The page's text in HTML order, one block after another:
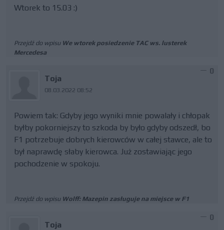
Wtorek to 15.03 :)
Przejdź do wpisu We wtorek posiedzenie TAC ws. lusterek
Mercedesa
Toja
08.03.2022 08:52
0
Powiem tak: Gdyby jego wyniki mnie powalały i chłopak
byłby pokorniejszy to szkoda by było gdyby odszedł, bo
F1 potrzebuje dobrych kierowców w całej stawce, ale to
był naprawdę słaby kierowca. Już zostawiając jego
pochodzenie w spokoju.
Przejdź do wpisu Wolff: Mazepin zasługuje na miejsce w F1
Toja
0